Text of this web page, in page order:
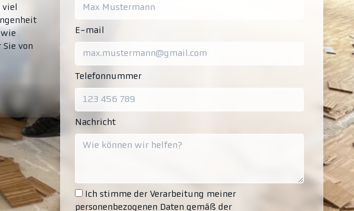
von
E-mail
Telefonnummer
Nachricht
Ich stimme der Verarbeitung meiner
personenbezogenen Daten gemäß der